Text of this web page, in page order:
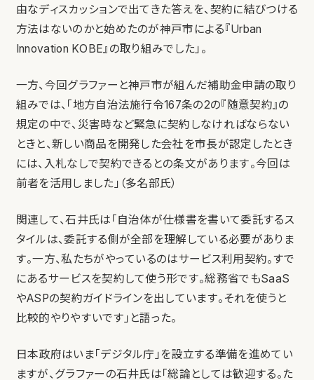
由なディスカッションで出てきた答えを、契約に結びつける
方法はないのかと始めたのが神戸市による『Urban
Innovation KOBE』の取り組みでした」。
一方、今回グラファーと神戸市が組んだ補助金申請の取り
組みでは、「地方自治法施行令167条の2の『随意契約』の
規定の中で、災害時など緊急に契約しなければならない
ときと、新しい商品を開発した会社を市長が認定したとき
には、入札なしで契約できるとの条文があります。今回は
前者を活用しました」（多名部氏）
関連して、石井氏は「自治体が仕様書を書いて委託するス
タイルは、委託する側が全部を理解している必要がありま
す。一方、私たちがやっているのはサービス利用契約。すで
にあるサービスを契約して使う形です。総務省でもSaaS
やASPの契約ガイドラインを出しています。それを使うと
比較的やりやすいです」と語った。
日本政府はいま「デジタル庁」を設立する準備を進めてい
ますが、グラファーの石井氏は「総論としては歓迎する。た